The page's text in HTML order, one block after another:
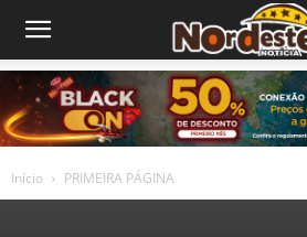
Início PRIMEIRA PÁGINA